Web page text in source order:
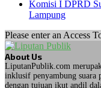
Komisi I DPRD
Lampung
Please enter an Access
About Us
LiputanPublik.com
inklusif penyambung
dengan tujuan ikut andil